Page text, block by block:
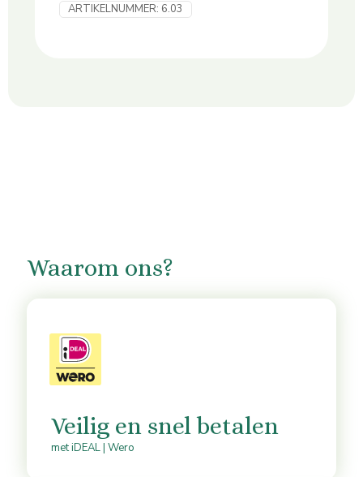
ARTIKELNUMMER: 6.03
Waarom ons?
Veilig en snel betalen
met iDEAL | Wero